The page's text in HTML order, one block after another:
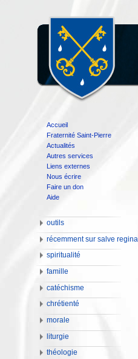
Accueil
Fraternité Saint-Pierre
Actualités
Autres services
Liens externes
Nous écrire
Faire un don
Aide
outils
récemment sur salve regina
spiritualité
famille
catéchisme
chrétienté
morale
liturgie
théologie